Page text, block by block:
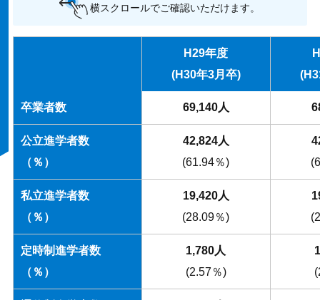
横スクロールでご確認いただけます。
H29年度
(H30年3月卒)
卒業者数 69,140人
公立進学者数
（％ ）
42,824人
(61.94％)
私立進学者数
（％）
19,420人
(28.09％)
定時制進学者数
（％）
1,780人
(2.57％)